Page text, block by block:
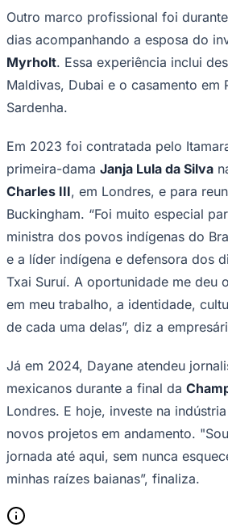
São Paulo
Outro marco profissional foi
dias acompanhando a esposa do
Myrholt. Essa experiência inclui
Maldivas, Dubai e o casamento em
Sardenha.
Em 2023 foi contratada pelo
primeira-dama Janja Lula da Silva
Charles III, em Londres, e para
Buckingham. “Foi muito especial
ministra dos povos indígenas do
e a líder indígena e defensora dos
Txai Suruí. A oportunidade me deu
em meu trabalho, a identidade,
de cada uma delas”, diz a
Já em 2024, Dayane atendeu
mexicanos durante a final da
Londres. E hoje, investe na
novos projetos em andamento.
jornada até aqui, sem nunca
minhas raízes baianas”, finaliza.